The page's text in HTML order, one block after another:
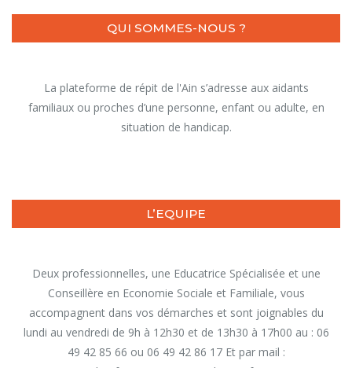
QUI SOMMES-NOUS ?
La plateforme de répit de l'Ain s’adresse aux aidants
familiaux ou proches d’une personne, enfant ou adulte, en
situation de handicap.
L’EQUIPE
Deux professionnelles, une Educatrice Spécialisée et une
Conseillère en Economie Sociale et Familiale, vous
accompagnent dans vos démarches et sont joignables du
lundi au vendredi de 9h à 12h30 et de 13h30 à 17h00 au : 06
49 42 85 66 ou 06 49 42 86 17 Et par mail :